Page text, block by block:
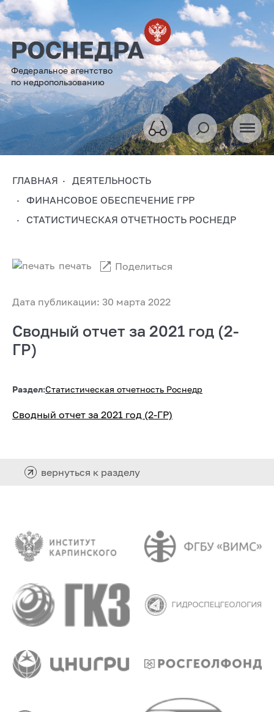
Федеральное агентство
по недропользованию
ГЛАВНАЯ
ДЕЯТЕЛЬНОСТЬ
ФИНАНСОВОЕ ОБЕСПЕЧЕНИЕ ГРР
СТАТИСТИЧЕСКАЯ ОТЧЕТНОСТЬ РОСНЕДР
Дата публикации: 30 марта 2022
печать Поделиться
Сводный отчет за 2021 год (2-
ГР)
Раздел:Статистическая отчетность Роснедр
Сводный отчет за 2021 год (2-ГР)
вернуться к разделу